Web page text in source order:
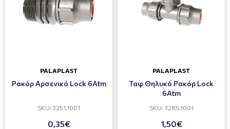
PALAPLAST
Ρακόρ Αρσενικό Lock 6Atm
SKU: 3251.1001
0,35€
PALAPLAST
Ταφ Θηλυκό Ρακόρ Lock
6Atm
SKU: 3285.1001
1,50€